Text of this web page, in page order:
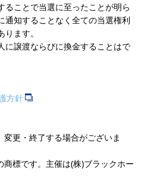
ることで当選に至ったことが明ら
通知することなく全ての当選権利
ます。
に譲渡ならびに換金することはで
方針
更・終了する場合がございま
標です。主催は(株)ブラックホー